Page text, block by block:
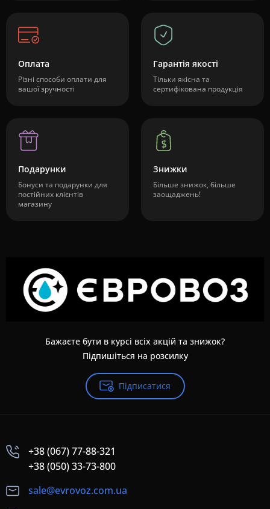
Оплата
Різні способи оплати для
вашої зручності
Гарантія якості
Тільки якісна та
сертифікована продукція
Подарунки
Бонуси та подарунки для
постійних клієнтів
магазину
Знижки
Більше знижок, більше
заощаджень!
Бажаєте бути в курсі всіх акцій та знижок?
Підпишіться на розсилку
Підписатися
+38 (067) 77-88-321
+38 (050) 33-73-800
sale@evrovoz.com.ua